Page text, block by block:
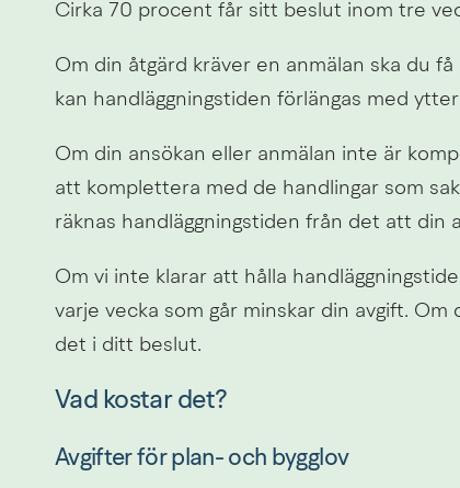
Cirka 70 procent får sitt beslut inom tre
Om din åtgärd kräver en anmälan ska du
kan handläggningstiden förlängas med
Om din ansökan eller anmälan inte är
att komplettera med de handlingar som
räknas handläggningstiden från det att din
Om vi inte klarar att hålla
varje vecka som går minskar din avgift.
det i ditt beslut.
Vad kostar det?
Avgifter för plan- och bygglov